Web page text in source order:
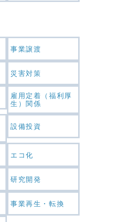
事業譲渡
災害対策
雇用定着（福利厚
生）関係
設備投資
エコ化
研究開発
事業再生・転換